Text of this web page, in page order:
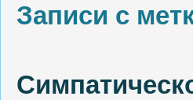
Записи с